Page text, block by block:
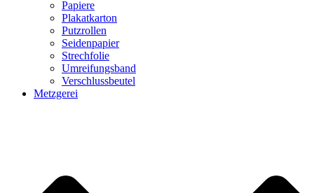
Papiere
Plakatkarton
Putzrollen
Seidenpapier
Strechfolie
Umreifungsband
Verschlussbeutel
Metzgerei